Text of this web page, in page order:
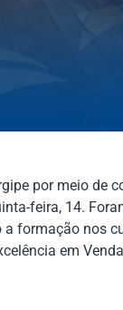
por meio de
feira, 14.
formação nos
em